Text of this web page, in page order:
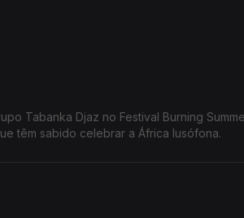
Tabanka Djaz no Festival Burning
têm sabido celebrar a África lusófona.